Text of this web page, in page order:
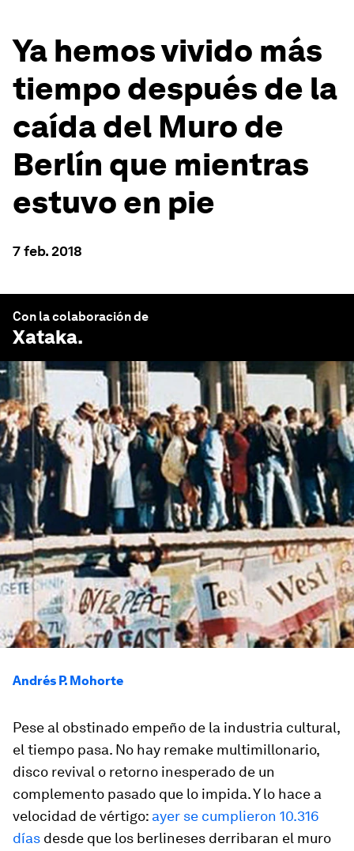
Ya hemos vivido más
tiempo después de la
caída del Muro de
Berlín que mientras
estuvo en pie
7 feb. 2018
Con la colaboración de
Xataka.
Andrés P. Mohorte
Pese al obstinado empeño de la industria cultural,
el tiempo pasa. No hay remake multimillonario,
disco revival o retorno inesperado de un
complemento pasado que lo impida. Y lo hace a
velocidad de vértigo: ayer se cumplieron 10.316
días desde que los berlineses derribaran el muro